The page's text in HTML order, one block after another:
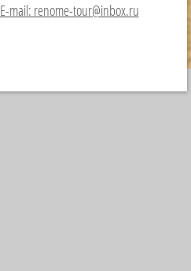
Е-mail: renome-tour@inbox.ru